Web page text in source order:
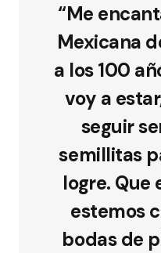
“Me
Mexicana
a los 100
voy a
seguir
semillitas
logre. Que
estemos
bodas de